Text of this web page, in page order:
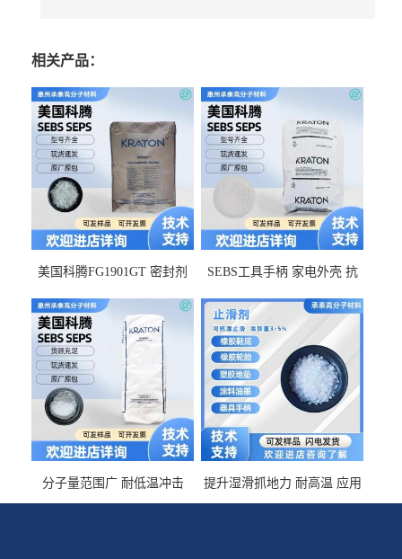
相关产品：
美国科腾FG1901GT 密封剂
佳 透明级
SEBS工具手柄 家电外壳 抗
耐候G1653VO
分子量范围广 耐低温冲击
SEBS G1650MU 美国科腾 增
提升湿滑抓地力 耐高温 应用
于特种轮胎 TPR鞋底 涂料油